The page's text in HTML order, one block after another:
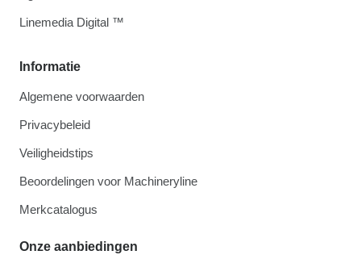
Informatie
Algemene voorwaarden
Privacybeleid
Veiligheidstips
Beoordelingen voor Machineryline
Merkcatalogus
Onze aanbiedingen
Linemedia Digital ™